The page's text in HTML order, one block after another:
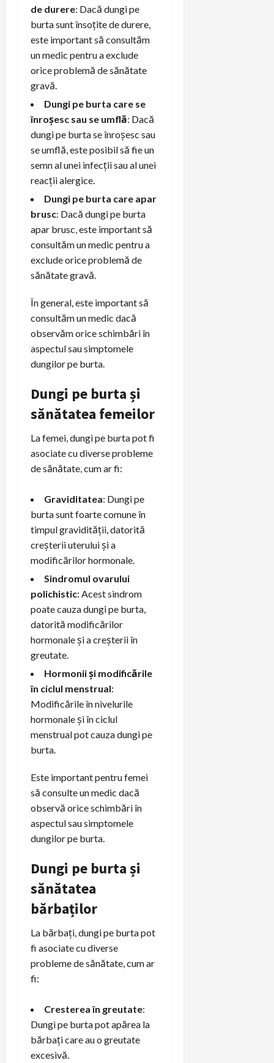
de durere: Dacă dungi pe
burta sunt însoțite de durere,
este important să consultăm
un medic pentru a exclude
orice problemă de sănătate
gravă.
Dungi pe burta care se
înroșesc sau se umflă: Dacă
dungi pe burta se înroșesc sau
se umflă, este posibil să fie un
semn al unei infecții sau al unei
reacții alergice.
Dungi pe burta care apar
brusc: Dacă dungi pe burta
apar brusc, este important să
consultăm un medic pentru a
exclude orice problemă de
sănătate gravă.
În general, este important să
consultăm un medic dacă
observăm orice schimbări în
aspectul sau simptomele
dungilor pe burta.
Dungi pe burta și
sănătatea femeilor
La femei, dungi pe burta pot fi
asociate cu diverse probleme
de sănătate, cum ar fi:
Graviditatea: Dungi pe
burta sunt foarte comune în
timpul gravidității, datorită
creșterii uterului și a
modificărilor hormonale.
Sindromul ovarului
polichistic: Acest sindrom
poate cauza dungi pe burta,
datorită modificărilor
hormonale și a creșterii în
greutate.
Hormonii și modificările
în ciclul menstrual:
Modificările în nivelurile
hormonale și în ciclul
menstrual pot cauza dungi pe
burta.
Este important pentru femei
să consulte un medic dacă
observă orice schimbări în
aspectul sau simptomele
dungilor pe burta.
Dungi pe burta și
sănătatea
bărbaților
La bărbați, dungi pe burta pot
fi asociate cu diverse
probleme de sănătate, cum ar
fi:
Cresterea în greutate:
Dungi pe burta pot apărea la
bărbați care au o greutate
excesivă.